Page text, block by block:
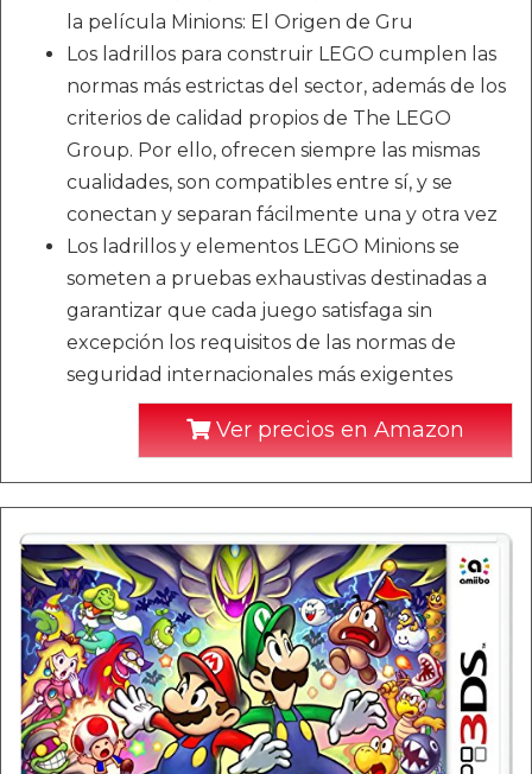
la película Minions: El Origen de Gru
Los ladrillos para construir LEGO cumplen las
normas más estrictas del sector, además de los
criterios de calidad propios de The LEGO
Group. Por ello, ofrecen siempre las mismas
cualidades, son compatibles entre sí, y se
conectan y separan fácilmente una y otra vez
Los ladrillos y elementos LEGO Minions se
someten a pruebas exhaustivas destinadas a
garantizar que cada juego satisfaga sin
excepción los requisitos de las normas de
seguridad internacionales más exigentes
Ver precios en Amazon